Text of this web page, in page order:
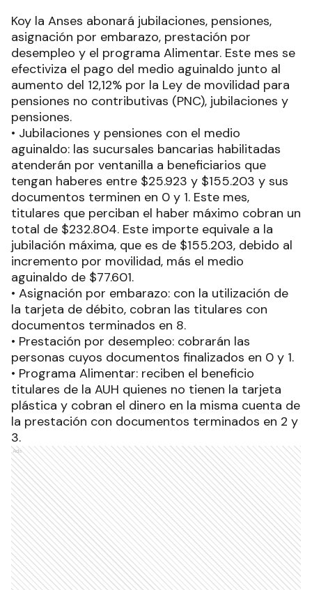
Koy la Anses abonará jubilaciones, pensiones,
asignación por embarazo, prestación por
desempleo y el programa Alimentar. Este mes se
efectiviza el pago del medio aguinaldo junto al
aumento del 12,12% por la Ley de movilidad para
pensiones no contributivas (PNC), jubilaciones y
pensiones.
• Jubilaciones y pensiones con el medio
aguinaldo: las sucursales bancarias habilitadas
atenderán por ventanilla a beneficiarios que
tengan haberes entre $25.923 y $155.203 y sus
documentos terminen en 0 y 1. Este mes,
titulares que perciban el haber máximo cobran un
total de $232.804. Este importe equivale a la
jubilación máxima, que es de $155.203, debido al
incremento por movilidad, más el medio
aguinaldo de $77.601.
• Asignación por embarazo: con la utilización de
la tarjeta de débito, cobran las titulares con
documentos terminados en 8.
• Prestación por desempleo: cobrarán las
personas cuyos documentos finalizados en 0 y 1.
• Programa Alimentar: reciben el beneficio
titulares de la AUH quienes no tienen la tarjeta
plástica y cobran el dinero en la misma cuenta de
la prestación con documentos terminados en 2 y
3.
Ads